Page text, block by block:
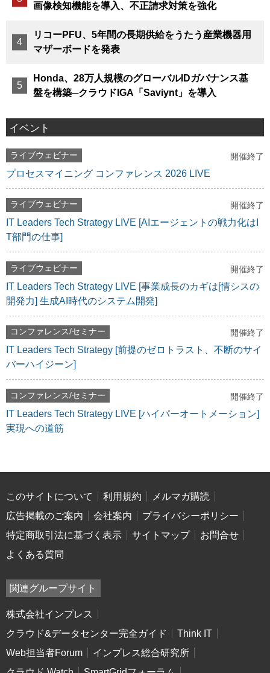
画像検知機能を導入、不正請求対策を強化
リコーPFU、5年間の長期供給をうたう産業機器用
マザーボードを発表
Honda、28万人規模のグローバルIDガバナンス基
盤を構築─クラウドIGA「Saviynt」を導入
イベント
ライブウェビナー 開催終了
プロセスマイニング コンファレンス 2026 LIVE
ライブウェビナー 開催終了
IT Leaders Tech Strategy LIVE [AIエージェントの戦力化はI
T部門の仕事]
ライブウェビナー 開催終了
IT Leaders Tech Strategy LIVE [事業成長のカギは[情シスの
開発力] 生成AI時代のシステム開発]
コンファレンス/セミナー 開催終了
IT Leaders Tech Strategy [前提のゼロトラスト、不断のサイ
バーハイジーン]
コンファレンス/セミナー 開催終了
IT Leaders Tech Strategy LIVE [ハイパーオートメーション]
実現への道筋
このサイトについて 利用規約
メルマガ購読
広告掲載のご案内
会社案内
プライバシーポリシー
特定商取引法に基づく表示
サイトマップ
お問合せ
よくある質問
関連グループサイト
株式会社インプレス
クラウド&データセンター完全ガイド
Think IT
Web担当者Forum
インプレス総合研究所